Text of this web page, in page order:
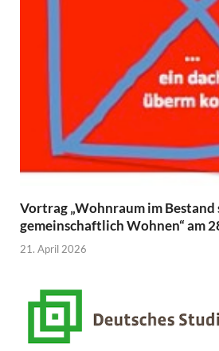
Vortrag „Wohnraum im Bestand
gemeinschaftlich Wohnen“ am
21. April 2026